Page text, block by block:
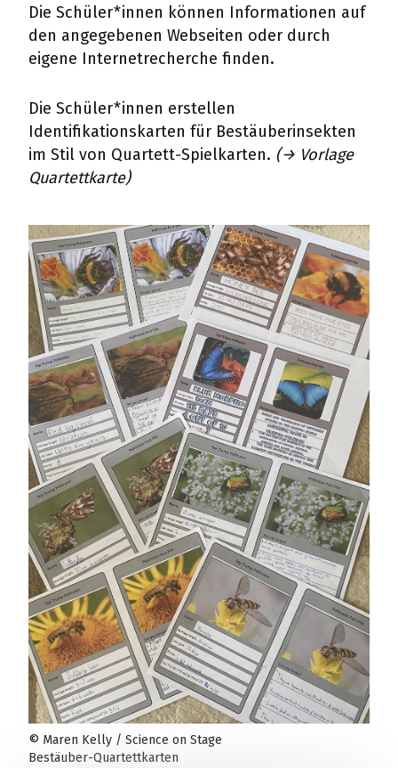
Die Schüler*innen können Informationen auf
den angegebenen Webseiten oder durch
eigene Internetrecherche finden.
Die Schüler*innen erstellen
Identifikationskarten für Bestäuberinsekten
im Stil von Quartett-Spielkarten. (→ Vorlage
Quartettkarte)
© Maren Kelly / Science on Stage
Bestäuber-Quartettkarten